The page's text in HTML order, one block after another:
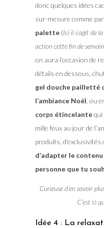
donc quelques idées
sur-mesure comme
palette(Ici il s’agit de
action cette fin de
on aura l’occasion de
détails en dessous,
gel douche pailletté
l’ambiance Noël , ou
corps étincelantequi
mille feux au jour de
produits, d’exclusivités
d’adapter le
personne que tu
Curieuse d’en savoir
C’estlà
Idée 4 : La